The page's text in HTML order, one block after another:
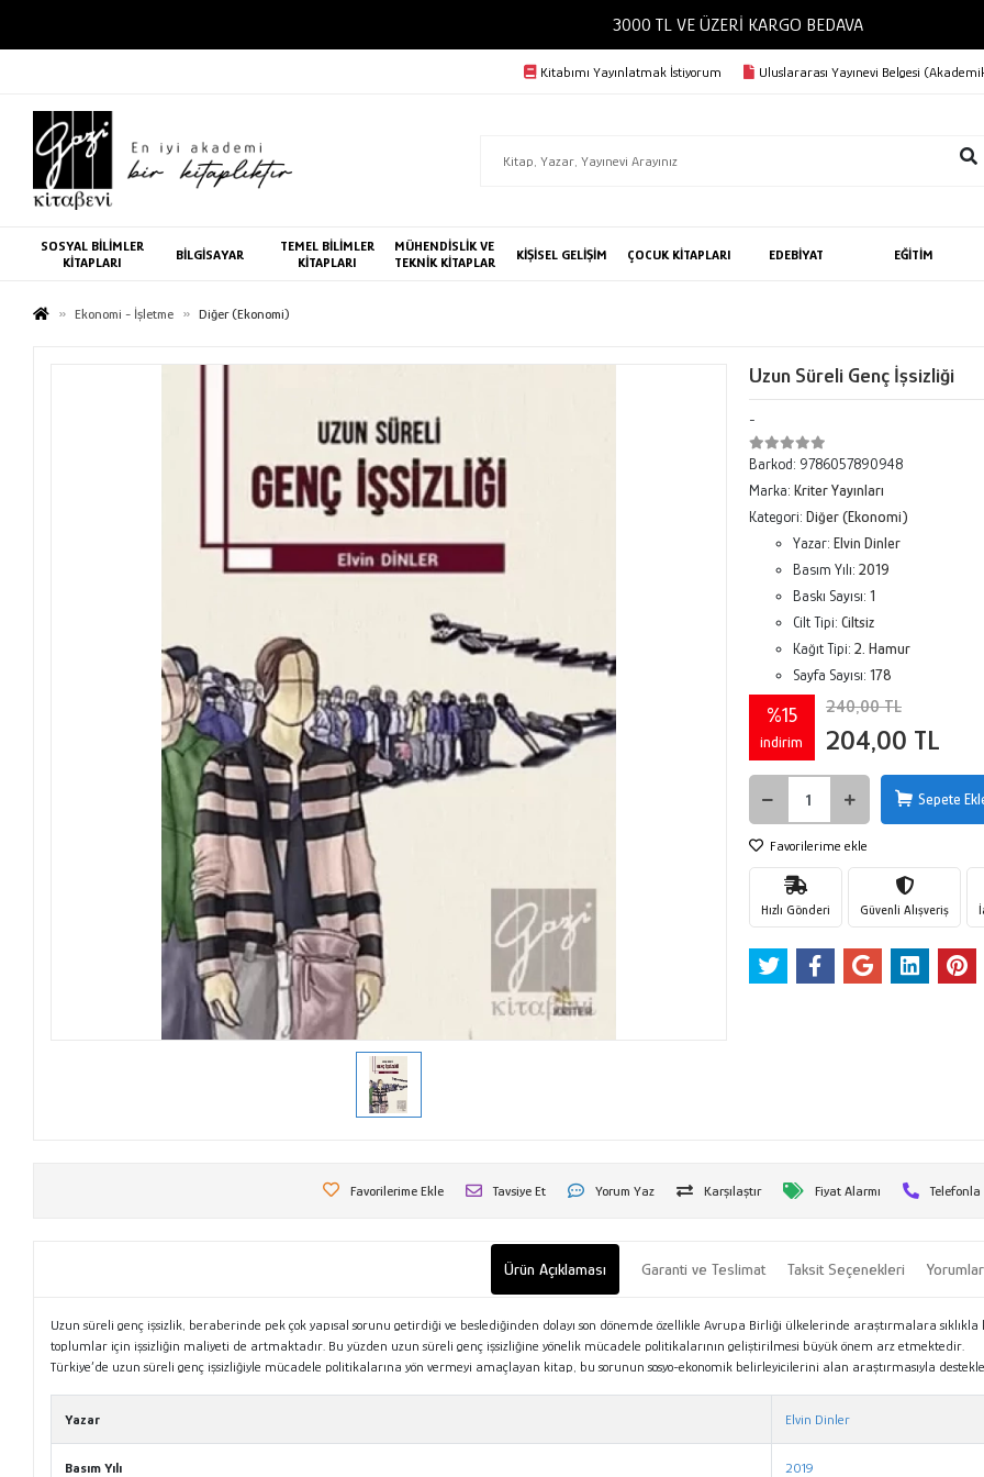
3000 TL VE ÜZERİ KARGO BEDAVA
Kitabımı Yayınlatmak İstiyorum Uluslararası Yayınevi Belgesi
SOSYAL BİLİMLER
KİTAPLARI
BİLGİSAYAR
TEMEL BİLİMLER
KİTAPLARI
MÜHENDİSLİK VE
TEKNİK KİTAPLAR
KİŞİSEL GELİŞİM ÇOCUK KİTAPLARI EDEBİYAT EĞİTİM
Ekonomi - İşletme Diğer (Ekonomi)
Uzun Süreli Genç İşsizliği
-
Barkod: 9786057890948
Marka: Kriter Yayınları
Kategori: Diğer (Ekonomi)
Yazar: Elvin Dinler
Basım Yılı: 2019
Baskı Sayısı: 1
Cilt Tipi: Ciltsiz
Kağıt Tipi: 2. Hamur
Sayfa Sayısı: 178
%15
indirim
240,00 TL
204,00 TL
Sepete
Favorilerime ekle
Hızlı Gönderi Güvenli Alışveriş
Favorilerime Ekle Tavsiye Et Yorum Yaz Karşılaştır Fiyat Alarmı
Ürün Açıklaması Garanti ve Teslimat Taksit Seçenekleri Yorumlar
Uzun süreli genç işsizlik, beraberinde pek çok yapısal sorunu getirdiği ve beslediğinden dolayı son dönemde özellikle Avrupa Birliği ülkelerinde araştırmalara
toplumlar için işsizliğin maliyeti de artmaktadır. Bu yüzden uzun süreli genç işsizliğine yönelik mücadele politikalarının geliştirilmesi büyük önem arz etmektedir.
Türkiye’de uzun süreli genç işsizliğiyle mücadele politikalarına yön vermeyi amaçlayan kitap, bu sorunun sosyo-ekonomik belirleyicilerini alan araştırmasıyla
Yazar Elvin Dinler
Basım Yılı 2019